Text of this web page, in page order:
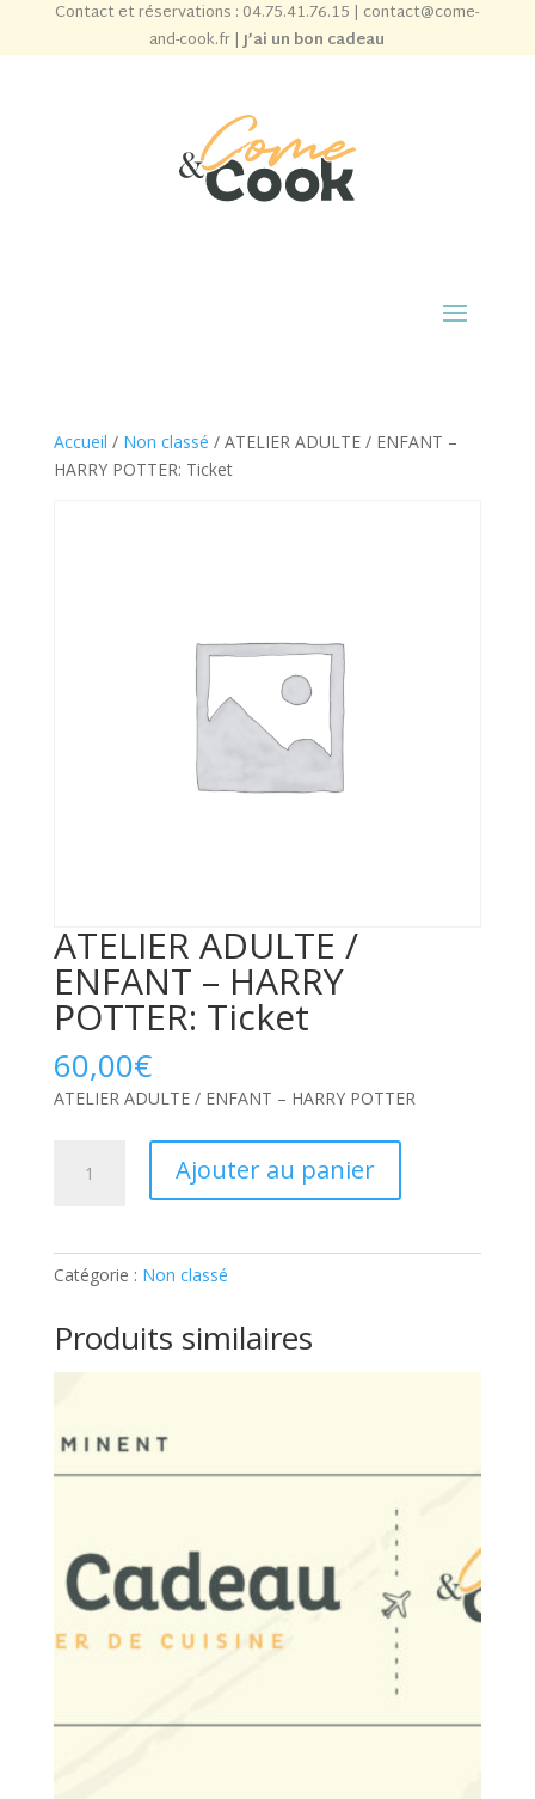
Contact et réservations : 04.75.41.76.15 | contact@come-
and-cook.fr|J’ai un bon cadeau
Accueil / Non classé / ATELIER ADULTE / ENFANT –
HARRY POTTER: Ticket
ATELIER ADULTE /
ENFANT – HARRY
POTTER: Ticket
60,00€
ATELIER ADULTE / ENFANT – HARRY POTTER
ENFANT
HARRY
POTTER:
Ajouter au panier
Catégorie : Non classé
Produits similaires